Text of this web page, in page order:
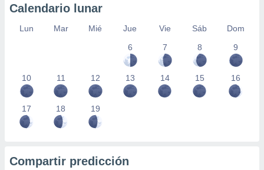
Calendario lunar
Lun Mar Mié Jue Vie Sáb
Dom
6
7 8 9
10 11 12 13 14 15 16
17 18 19
Compartir predicción